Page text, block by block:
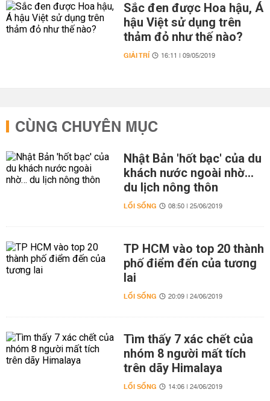
Sắc đen được Hoa hậu, Á
hậu Việt sử dụng trên
thảm đỏ như thế nào?
GIẢI TRÍ 16:11 | 09/05/2019
CÙNG CHUYÊN MỤC
Nhật Bản 'hốt bạc' của du
khách nước ngoài nhờ…
du lịch nông thôn
LỐI SỐNG 08:50 | 25/06/2019
TP HCM vào top 20 thành
phố điểm đến của tương
lai
LỐI SỐNG 20:09 | 24/06/2019
Tìm thấy 7 xác chết của
nhóm 8 người mất tích
trên dãy Himalaya
LỐI SỐNG 14:06 | 24/06/2019